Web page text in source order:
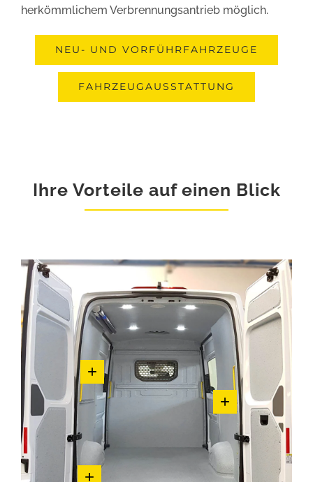
herkömmlichem Verbrennungsantrieb möglich.
NEU- UND VORFÜHRFAHRZEUGE
FAHRZEUGAUSSTATTUNG
Ihre Vorteile auf einen Blick
+
+
+